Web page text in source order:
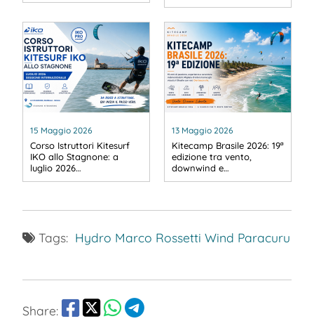
15 Maggio 2026
Corso Istruttori Kitesurf
IKO allo Stagnone: a
luglio 2026…
13 Maggio 2026
Kitecamp Brasile 2026: 19ª
edizione tra vento,
downwind e…
Tags: Hydro Marco Rossetti Wind Paracuru
Share: